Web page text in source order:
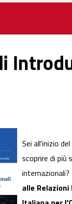
Sei all'inizio
scoprire di più
internazionali?
alle